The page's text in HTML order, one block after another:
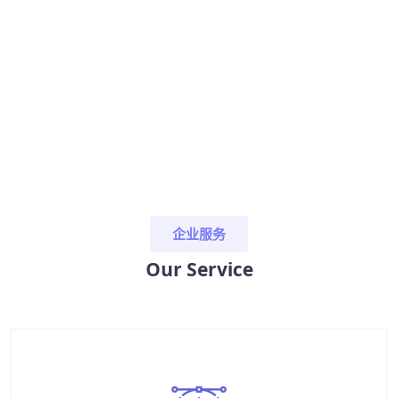
企业服务
Our Service